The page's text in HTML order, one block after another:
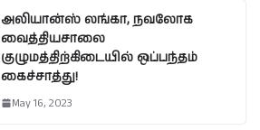
அலியான்ஸ் லங்கா, நவலோக
வைத்தியசாலை
குழுமத்திற்கிடையில் ஒப்பந்தம்
கைச்சாத்து!
May 16, 2023